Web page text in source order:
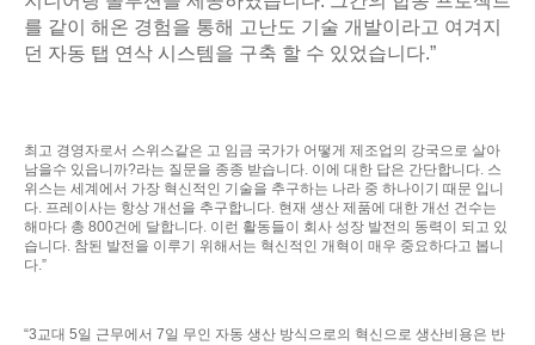
를 같이 해온 경험을 통해 고난도 기술 개발이라고 여겨지
던 자동 탭 연삭 시스템을 구축 할 수 있었습니다.”
최고 경영자로서 스위스같은 고 임금 국가가 어떻게 제조업의 강국으로 살아
남을수 있읍니까?라는 질문을 종종 받습니다. 이에 대한 답은 간단합니다. 스
위스는 세계에서 가장 혁신적인 기술을 추구하는 나라 중 하나이기 때문 입니
다. 프레이사는 항상 개선을 추구합니다. 현재 생산 제품에 대한 개선 건수는
해마다 총 800건에 달합니다. 이런 활동들이 회사 성장 발전의 동력이 되고 있
습니다. 참된 발전을 이루기 위해서는 혁신적인 개혁이 매우 중요하다고 봅니
다.”
“3교대 5일 근무에서 7일 무인 자동 생산 방식으로의 혁신으로 생산비용은 반